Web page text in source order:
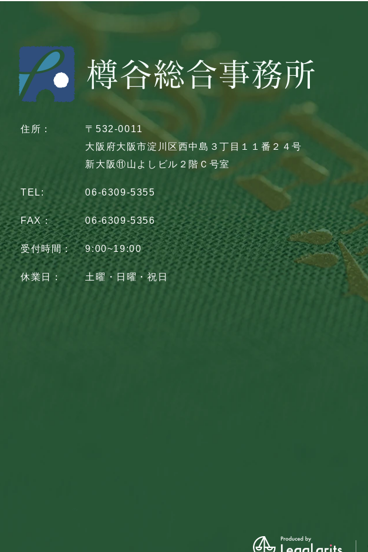
住所：
〒532-0011
大阪府大阪市淀川区西中島３丁目１１番２４号
新大阪⑪山よしビル２階Ｃ号室
TEL: 06-6309-5355
FAX： 06-6309-5356
受付時間： 9:00~19:00
休業日： 土曜・日曜・祝日